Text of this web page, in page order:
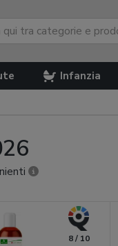
Infanzia
8 / 10